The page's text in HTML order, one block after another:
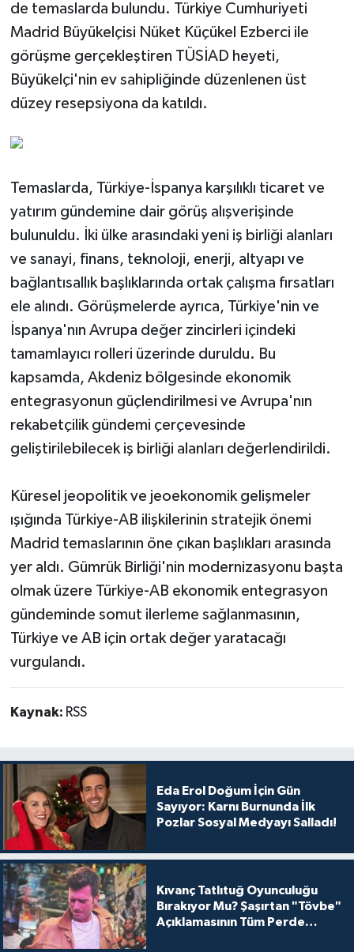
de temaslarda bulundu. Türkiye Cumhuriyeti
Madrid Büyükelçisi Nüket Küçükel Ezberci ile
görüşme gerçekleştiren TÜSİAD heyeti,
Büyükelçi'nin ev sahipliğinde düzenlenen üst
düzey resepsiyona da katıldı.
Temaslarda, Türkiye-İspanya karşılıklı ticaret ve
yatırım gündemine dair görüş alışverişinde
bulunuldu. İki ülke arasındaki yeni iş birliği alanları
ve sanayi, finans, teknoloji, enerji, altyapı ve
bağlantısallık başlıklarında ortak çalışma fırsatları
ele alındı. Görüşmelerde ayrıca, Türkiye'nin ve
İspanya'nın Avrupa değer zincirleri içindeki
tamamlayıcı rolleri üzerinde duruldu. Bu
kapsamda, Akdeniz bölgesinde ekonomik
entegrasyonun güçlendirilmesi ve Avrupa'nın
rekabetçilik gündemi çerçevesinde
geliştirilebilecek iş birliği alanları değerlendirildi.
Küresel jeopolitik ve jeoekonomik gelişmeler
ışığında Türkiye-AB ilişkilerinin stratejik önemi
Madrid temaslarının öne çıkan başlıkları arasında
yer aldı. Gümrük Birliği'nin modernizasyonu başta
olmak üzere Türkiye-AB ekonomik entegrasyon
gündeminde somut ilerleme sağlanmasının,
Türkiye ve AB için ortak değer yaratacağı
vurgulandı.
Kaynak: RSS
Eda Erol Doğum İçin Gün
Sayıyor: Karnı Burnunda İlk
Pozlar Sosyal Medyayı Salladı!
Kıvanç Tatlıtuğ Oyunculuğu
Bırakıyor Mu? Şaşırtan "Tövbe"
Açıklamasının Tüm Perde